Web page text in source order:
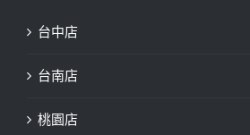
台中店
台南店
桃園店